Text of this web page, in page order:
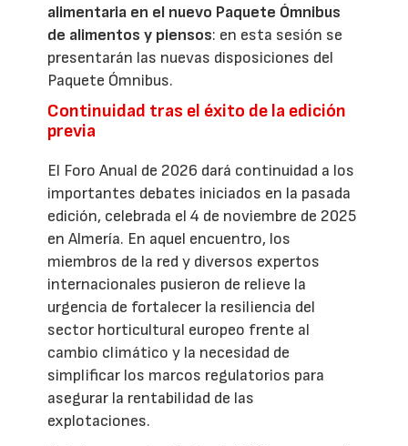
alimentaria en el nuevo Paquete Ómnibus
de alimentos y piensos: en esta sesión se
presentarán las nuevas disposiciones del
Paquete Ómnibus.
Continuidad tras el éxito de la edición
previa
El Foro Anual de 2026 dará continuidad a los
importantes debates iniciados en la pasada
edición, celebrada el 4 de noviembre de 2025
en Almería. En aquel encuentro, los
miembros de la red y diversos expertos
internacionales pusieron de relieve la
urgencia de fortalecer la resiliencia del
sector horticultural europeo frente al
cambio climático y la necesidad de
simplificar los marcos regulatorios para
asegurar la rentabilidad de las
explotaciones.